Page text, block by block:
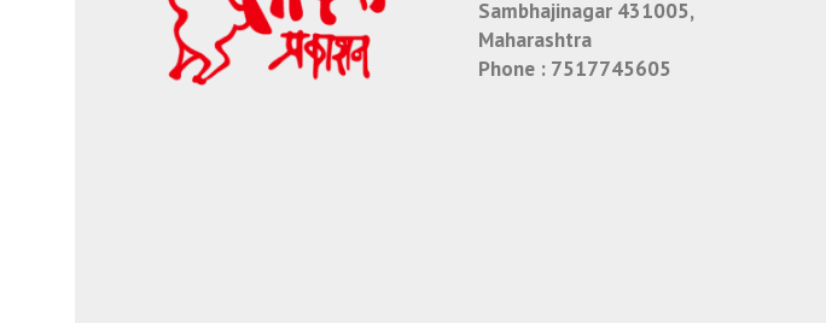
Sambhajinagar 431005,
Maharashtra
Phone : 7517745605